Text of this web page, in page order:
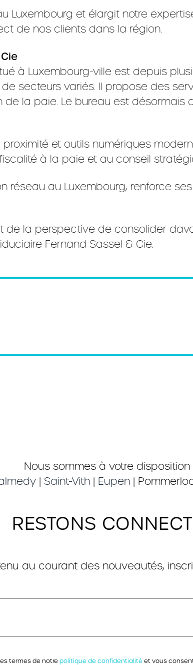
Luxembourg et élargit notre
de nos clients dans la région.
à Luxembourg-ville est depuis
secteurs variés. Il propose des
la paie. Le bureau est désormais
et outils numériques
à la paie et au conseil
réseau au Luxembourg, renforce
de la perspective de consolider
Fernand Sassel & Cie.
Nous sommes à votre disposition
| Saint-Vith| Eupen|
RESTONS
au courant des nouveautés,
termes de notre politique de confidentialité et vous